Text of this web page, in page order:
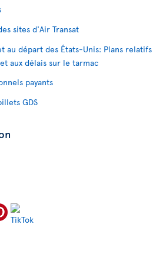
sites d'Air Transat
au départ des États-Unis: Plans relatifs
aux délais sur le tarmac
payants
GDS